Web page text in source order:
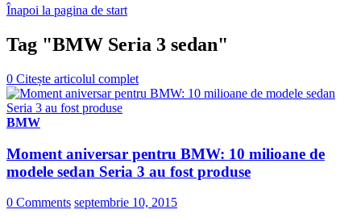
Înapoi la pagina de start
Tag "BMW Seria 3 sedan"
0 Citește articolul complet
BMW
Moment aniversar pentru BMW: 10 milioane de
modele sedan Seria 3 au fost produse
0 Comments septembrie 10, 2015